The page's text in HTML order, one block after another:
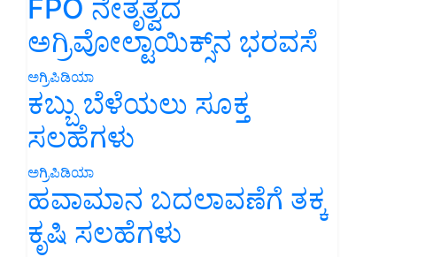
FPO ನೇತೃತ್ವದ
ಅಗ್ರಿವೋಲ್ಟಾಯಿಕ್ಸ್‌ನ ಭರವಸೆ
ಅಗ್ರಿಪಿಡಿಯಾ
ಕಬ್ಬು ಬೆಳೆಯಲು ಸೂಕ್ತ
ಸಲಹೆಗಳು
ಅಗ್ರಿಪಿಡಿಯಾ
ಹವಾಮಾನ ಬದಲಾವಣೆಗೆ ತಕ್ಕ
ಕೃಷಿ ಸಲಹೆಗಳು